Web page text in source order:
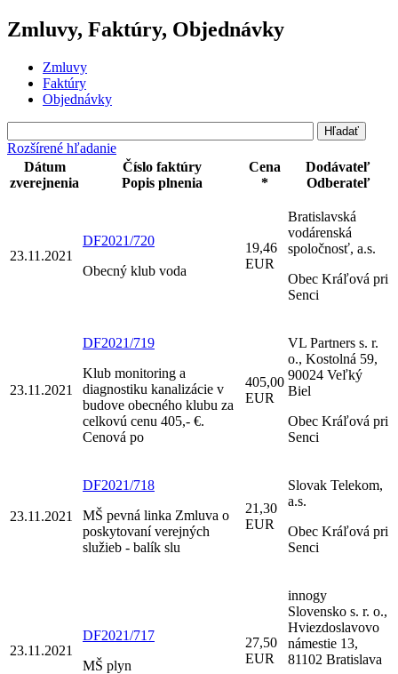
Zmluvy, Faktúry, Objednávky
Zmluvy
Faktúry
Objednávky
Rozšírené hľadanie
Dátum
zverejnenia
Číslo faktúry
Popis plnenia
Cena
*
Dodávateľ
Odberateľ
23.11.2021
DF2021/720
Obecný klub voda
19,46
EUR
Bratislavská
vodárenská
spoločnosť, a.s.
Obec Kráľová pri
Senci
23.11.2021
DF2021/719
Klub monitoring a
diagnostiku kanalizácie v
budove obecného klubu za
celkovú cenu 405,- €.
Cenová po
405,00
EUR
VL Partners s. r.
o., Kostolná 59,
90024 Veľký
Biel
Obec Kráľová pri
Senci
23.11.2021
DF2021/718
MŠ pevná linka Zmluva o
poskytovaní verejných
služieb - balík slu
21,30
EUR
Slovak Telekom,
a.s.
Obec Kráľová pri
Senci
23.11.2021
DF2021/717
MŠ plyn
27,50
EUR
innogy
Slovensko s. r. o.,
Hviezdoslavovo
námestie 13,
81102 Bratislava